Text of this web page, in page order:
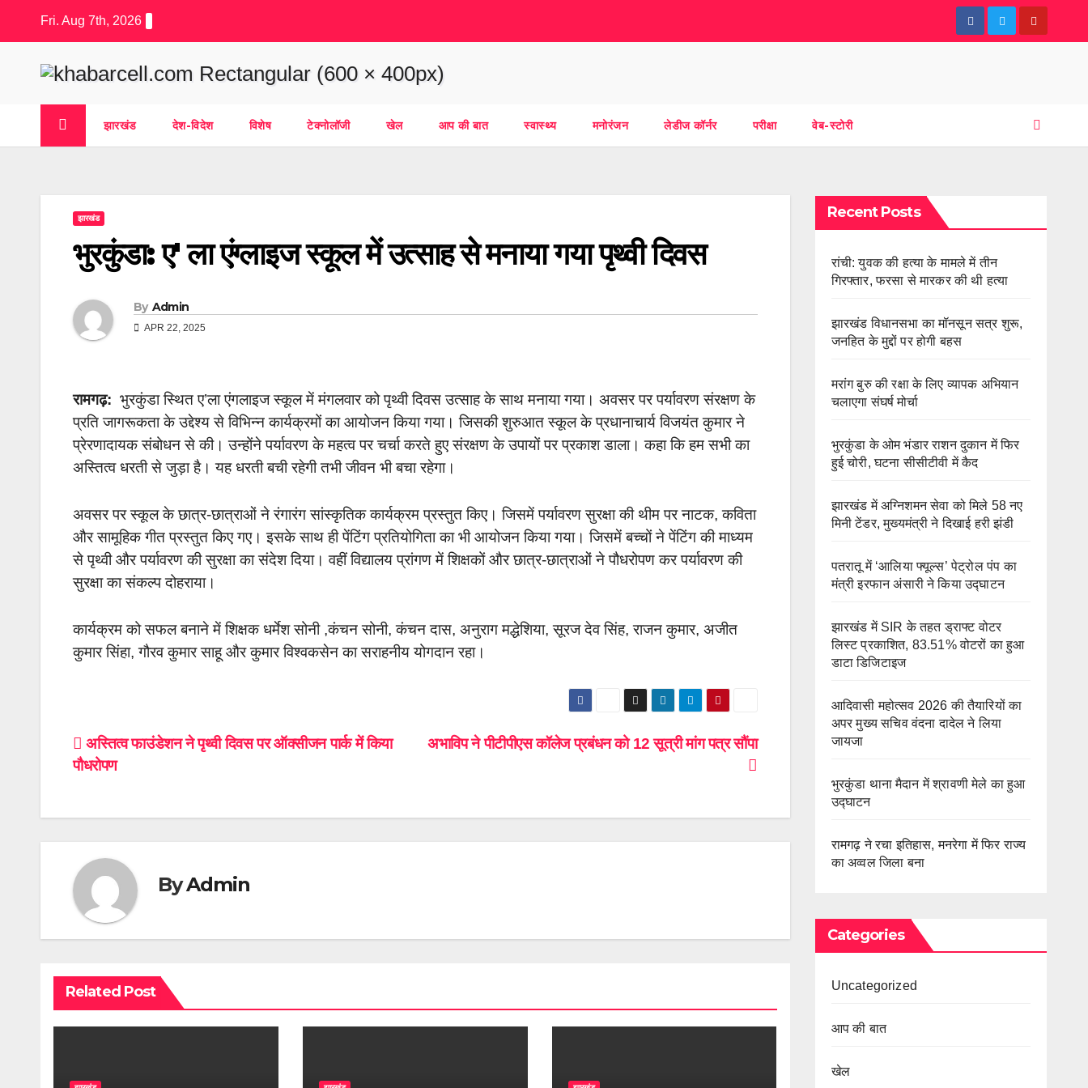
Fri. Aug 7th, 2026
झारखंड देश-विदेश विशेष टेक्नोलॉजी खेल आप की बात स्वास्थ्य मनोरंजन लेडीज कॉर्नर परीक्षा वेब-स्टोरी
झारखंड
भुरकुंडा: ए' ला एंग्लाइज स्कूल में उत्साह से मनाया गया पृथ्वी दिवस
By Admin
APR 22, 2025
रामगढ़: भुरकुंडा स्थित ए’ला एंगलाइज स्कूल में मंगलवार को पृथ्वी दिवस उत्साह के साथ मनाया गया। अवसर पर पर्यावरण संरक्षण के
प्रति जागरूकता के उद्देश्य से विभिन्न कार्यक्रमों का आयोजन किया गया। जिसकी शुरुआत स्कूल के प्रधानाचार्य विजयंत कुमार ने
प्रेरणादायक संबोधन से की। उन्होंने पर्यावरण के महत्व पर चर्चा करते हुए संरक्षण के उपायों पर प्रकाश डाला। कहा कि हम सभी का
अस्तित्व धरती से जुड़ा है। यह धरती बची रहेगी तभी जीवन भी बचा रहेगा।
अवसर पर स्कूल के छात्र-छात्राओं ने रंगारंग सांस्कृतिक कार्यक्रम प्रस्तुत किए। जिसमें पर्यावरण सुरक्षा की थीम पर नाटक, कविता
और सामूहिक गीत प्रस्तुत किए गए। इसके साथ ही पेंटिंग प्रतियोगिता का भी आयोजन किया गया। जिसमें बच्चों ने पेंटिंग की माध्यम
से पृथ्वी और पर्यावरण की सुरक्षा का संदेश दिया। वहीं विद्यालय प्रांगण में शिक्षकों और छात्र-छात्राओं ने पौधरोपण कर पर्यावरण की
सुरक्षा का संकल्प दोहराया।
कार्यक्रम को सफल बनाने में शिक्षक धर्मेश सोनी ,कंचन सोनी, कंचन दास, अनुराग मद्धेशिया, सूरज देव सिंह, राजन कुमार, अजीत
कुमार सिंहा, गौरव कुमार साहू और कुमार विश्वकसेन का सराहनीय योगदान रहा।
Post
navigation
अभाविप ने पीटीपीएस कॉलेज प्रबंधन को 12 सूत्री मांग पत्र सौंपा
अस्तित्व फाउंडेशन ने पृथ्वी दिवस पर ऑक्सीजन पार्क में किया
पौधरोपण
ByAdmin
Related Post
Recent Posts
रांची: युवक की हत्या के मामले में तीन
गिरफ्तार, फरसा से मारकर की थी हत्या
झारखंड विधानसभा का मॉनसून सत्र शुरू,
जनहित के मुद्दों पर होगी बहस
मरांग बुरु की रक्षा के लिए व्यापक अभियान
चलाएगा संघर्ष मोर्चा
भुरकुंडा के ओम भंडार राशन दुकान में फिर
हुई चोरी, घटना सीसीटीवी में कैद
झारखंड में अग्निशमन सेवा को मिले 58 नए
मिनी टेंडर, मुख्यमंत्री ने दिखाई हरी झंडी
पतरातू में ‘आलिया फ्यूल्स’ पेट्रोल पंप का
मंत्री इरफान अंसारी ने किया उद्घाटन
झारखंड में SIR के तहत ड्राफ्ट वोटर
लिस्ट प्रकाशित, 83.51% वोटरों का हुआ
डाटा डिजिटाइज
आदिवासी महोत्सव 2026 की तैयारियों का
अपर मुख्य सचिव वंदना दादेल ने लिया
जायजा
भुरकुंडा थाना मैदान में श्रावणी मेले का हुआ
उद्घाटन
रामगढ़ ने रचा इतिहास, मनरेगा में फिर राज्य
का अव्वल जिला बना
Categories
Uncategorized
आप की बात
खेल